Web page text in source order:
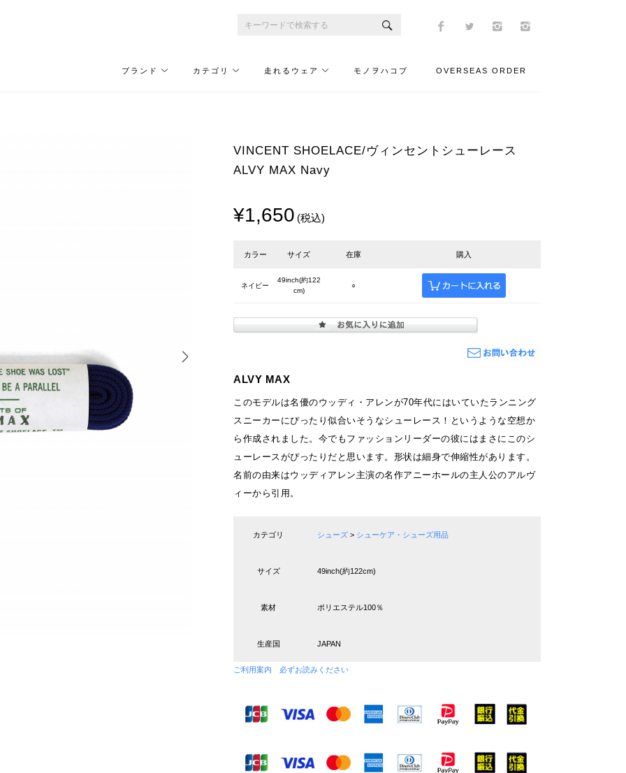
ブランド カテゴリ 走れるウェア モノヲハコブ OVERSEAS ORDER
VINCENT SHOELACE/ヴィンセントシューレース
ALVY MAX Navy
¥1,650 (税込)
カラー サイズ 在庫 購入
ネイビー
49inch(約122
cm)
○
ALVY MAX
このモデルは名優のウッディ・アレンが70年代にはいていたランニング
スニーカーにぴったり似合いそうなシューレース！というような空想か
ら作成されました。今でもファッションリーダーの彼にはまさにこのシ
ューレースがぴったりだと思います。形状は細身で伸縮性があります。
名前の由来はウッディアレン主演の名作アニーホールの主人公のアルヴ
ィーから引用。
カテゴリ シューズ > シューケア・シューズ用品
サイズ 49inch(約122cm)
素材 ポリエステル100％
生産国 JAPAN
ご利用案内 必ずお読みください